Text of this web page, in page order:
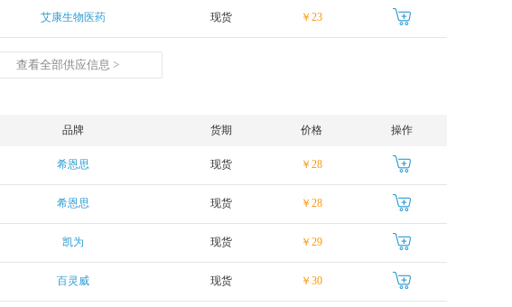
艾康生物医药 现货 ￥23
查看全部供应信息 >
品牌 货期 价格 操作
希恩思 现货 ￥28
希恩思 现货 ￥28
凯为 现货 ￥29
百灵威 现货 ￥30